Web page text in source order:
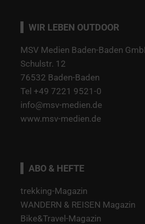
WIR LEBEN OUTDOOR
MSV Medien Baden-Baden
Schulstr. 12
76532 Baden-Baden
Tel +49 7221 9521-0
info@msv-medien.de
www.msv-medien.de
ABO & HEFTE
trekking-Magazin
WANDERN & REISEN Magazin
Bike&Travel-Magazin